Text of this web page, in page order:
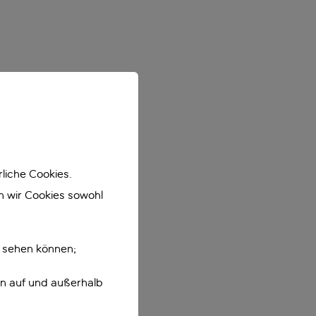
Cookies.
wir Cookies sowohl
können;
auf und außerhalb